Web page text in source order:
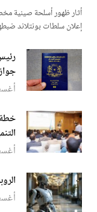
أثار ظهور أسلحة صينية
إعلان سلطات بونتلاند